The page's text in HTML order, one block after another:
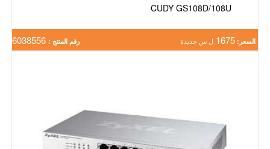
CUDY GS108D/108U
السعر: 1675 ل س جديدة رقم المنتج :